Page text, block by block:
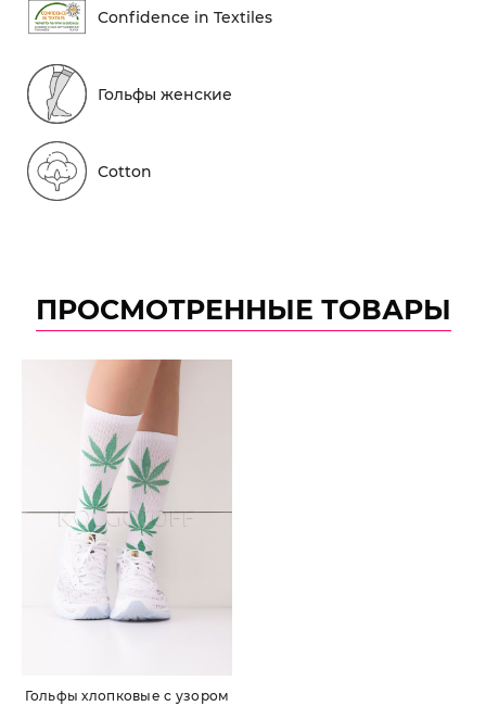
Conf​idence in Textiles
Гольфы женские
Cotton
ПРОСМОТРЕННЫЕ ТОВАРЫ
Гольфы хлопковые с узором